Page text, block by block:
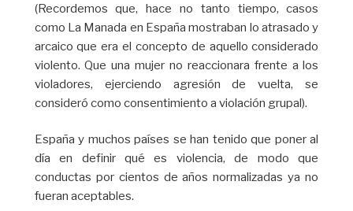
(Recordemos que, hace no tanto tiempo, casos
como La Manada en España mostraban lo atrasado y
arcaico que era el concepto de aquello considerado
violento. Que una mujer no reaccionara frente a los
violadores, ejerciendo agresión de vuelta, se
consideró como consentimiento a violación grupal).
España y muchos países se han tenido que poner al
día en definir qué es violencia, de modo que
conductas por cientos de años normalizadas ya no
fueran aceptables.